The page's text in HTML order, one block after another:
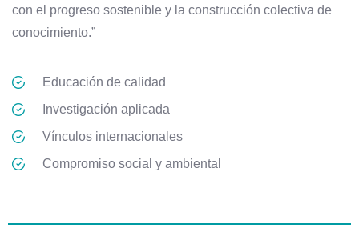
con el progreso sostenible y la construcción colectiva de
conocimiento.”
Educación de calidad
Investigación aplicada
Vínculos internacionales
Compromiso social y ambiental